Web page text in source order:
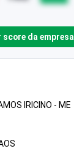
da empresa
IRICINO - ME